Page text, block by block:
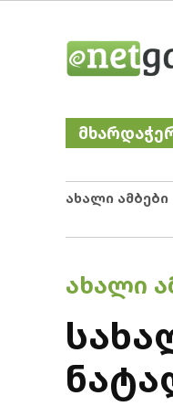
ახალი ამბები
POSTED
ᲐᲮᲐᲚᲘ